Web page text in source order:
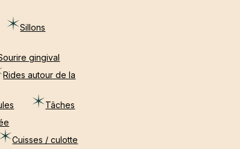
Sillons
gingival
Rides autour de la
Tâches
Cuisses / culotte